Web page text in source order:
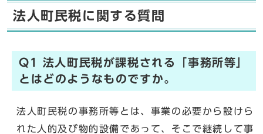
法人町民税に関する質問
Q1 法人町民税が課税される「事務所等」
とはどのようなものですか。
法人町民税の事務所等とは、事業の必要から設けら
れた人的及び物的設備であって、そこで継続して事